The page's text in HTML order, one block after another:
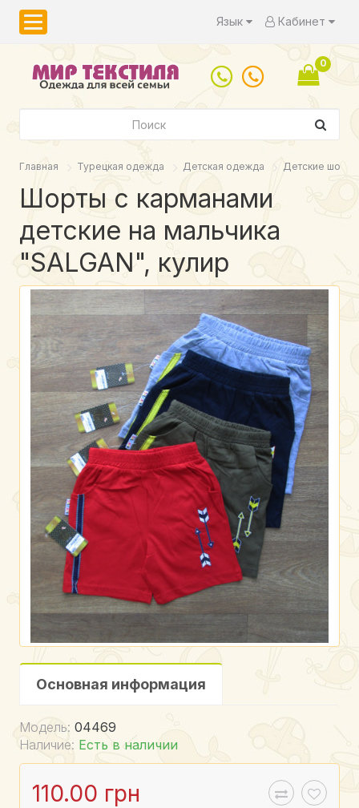
Язык Кабинет
0
Главная Турецкая одежда Детская одежда Детские
Шорты с карманами
детские на мальчика
"SALGAN", кулир
Основная информация
Модель: 04469
Наличие: Есть в наличии
110.00 грн